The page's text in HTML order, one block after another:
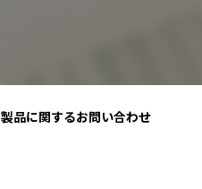
製品に関するお問い合わせ